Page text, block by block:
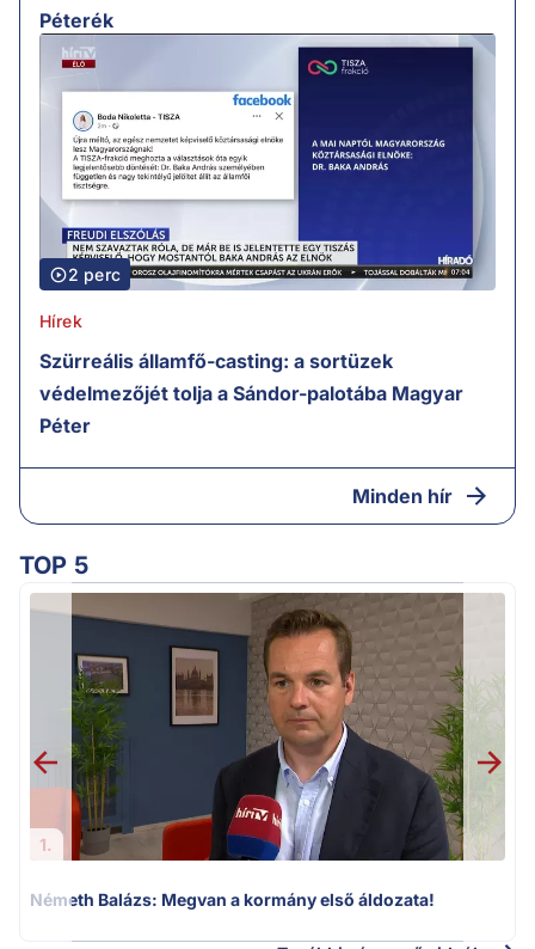
Péterék
2 perc
Hírek
Szürreális államfő-casting: a sortüzek
védelmezőjét tolja a Sándor-palotába Magyar
Péter
Minden hír
TOP 5
1.
Németh Balázs: Megvan a kormány első áldozata!